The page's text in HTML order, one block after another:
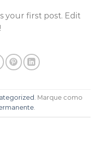
your first post. Edit
. Marque como